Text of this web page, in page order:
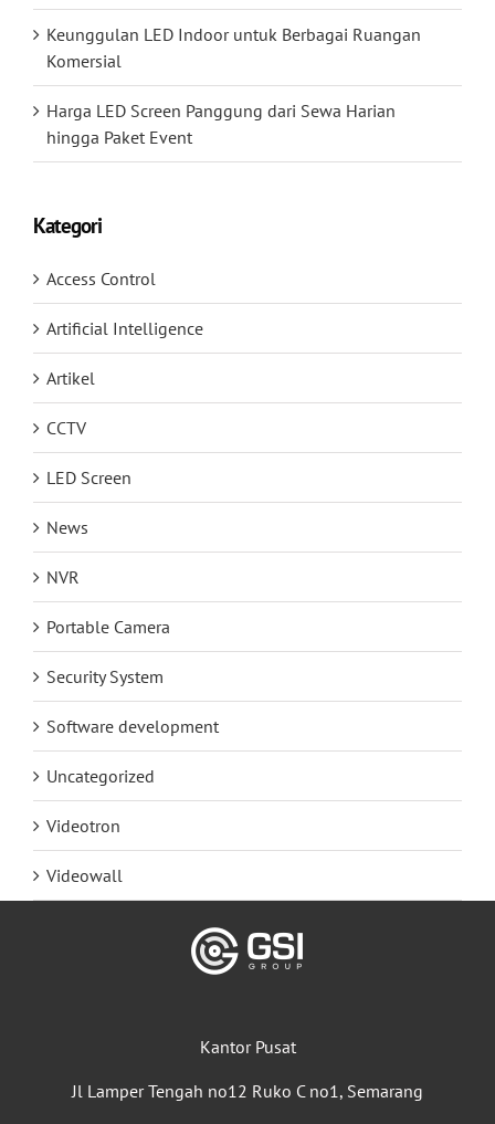
Keunggulan LED Indoor untuk Berbagai Ruangan
Komersial
Harga LED Screen Panggung dari Sewa Harian
hingga Paket Event
Kategori
Access Control
Artificial Intelligence
Artikel
CCTV
LED Screen
News
NVR
Portable Camera
Security System
Software development
Uncategorized
Videotron
Videowall
Kantor Pusat
Jl Lamper Tengah no12 Ruko C no1, Semarang